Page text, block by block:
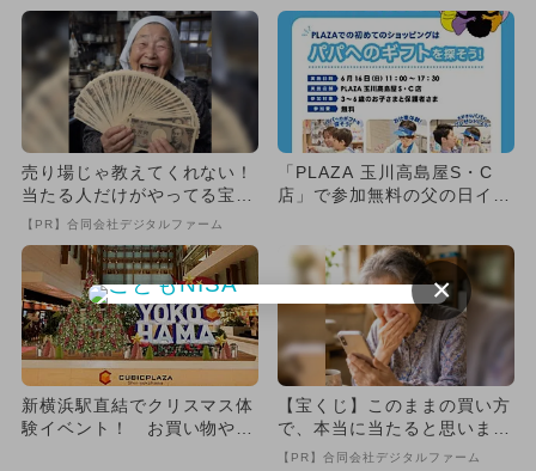
売り場じゃ教えてくれない！
当たる人だけがやってる宝く
じの習慣
【PR】合同会社デジタルファーム
「PLAZA 玉川高島屋S・C
店」で参加無料の父の日イベ
新横浜駅直結でクリスマス体
験イベント！ お買い物やワ
【宝くじ】このままの買い方
で、本当に当たると思います
か
【PR】合同会社デジタルファーム
×